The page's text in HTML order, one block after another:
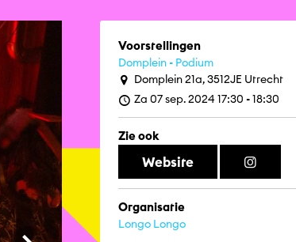
Voorstellingen
Domplein - Podium
Domplein 21a, 3512JE Utrecht
Za 07 sep. 2024 17:30 - 18:30
Zie ook
Website
Organisatie
Longo Longo